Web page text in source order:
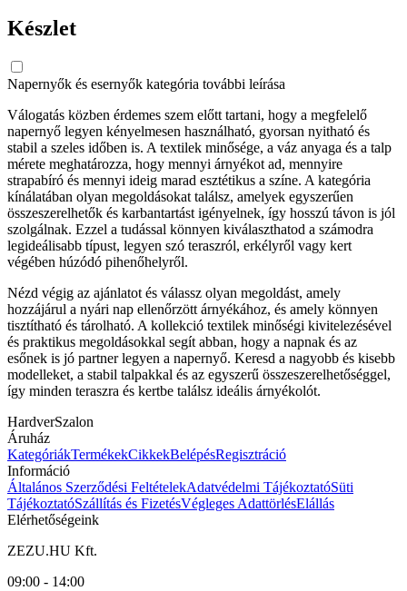
Készlet
Napernyők és esernyők kategória további leírása
Válogatás közben érdemes szem előtt tartani, hogy a megfelelő
napernyő legyen kényelmesen használható, gyorsan nyitható és
stabil a szeles időben is. A textilek minősége, a váz anyaga és a talp
mérete meghatározza, hogy mennyi árnyékot ad, mennyire
strapabíró és mennyi ideig marad esztétikus a színe. A kategória
kínálatában olyan megoldásokat találsz, amelyek egyszerűen
összeszerelhetők és karbantartást igényelnek, így hosszú távon is jól
szolgálnak. Ezzel a tudással könnyen kiválaszthatod a számodra
legideálisabb típust, legyen szó teraszról, erkélyről vagy kert
végében húzódó pihenőhelyről.
Nézd végig az ajánlatot és válassz olyan megoldást, amely
hozzájárul a nyári nap ellenőrzött árnyékához, és amely könnyen
tisztítható és tárolható. A kollekció textilek minőségi kivitelezésével
és praktikus megoldásokkal segít abban, hogy a napnak és az
esőnek is jó partner legyen a napernyő. Keresd a nagyobb és kisebb
modelleket, a stabil talpakkal és az egyszerű összeszerelhetőséggel,
így minden teraszra és kertbe találsz ideális árnyékolót.
HardverSzalon
Áruház
KategóriákTermékekCikkekBelépésRegisztráció
Információ
Általános Szerződési FeltételekAdatvédelmi TájékoztatóSüti
TájékoztatóSzállítás és FizetésVégleges AdattörlésElállás
Elérhetőségeink
ZEZU.HU Kft.
09:00 - 14:00